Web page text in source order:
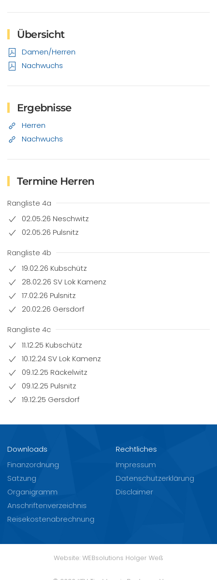
Übersicht
Damen/Herren
Nachwuchs
Ergebnisse
Herren
Nachwuchs
Termine Herren
Rangliste 4a
02.05.26 Neschwitz
02.05.26 Pulsnitz
Rangliste 4b
19.02.26 Kubschütz
28.02.26 SV Lok Kamenz
17.02.26 Pulsnitz
20.02.26 Gersdorf
Rangliste 4c
11.12.25 Kubschütz
10.12.24 SV Lok Kamenz
09.12.25 Räckelwitz
09.12.25 Pulsnitz
19.12.25 Gersdorf
Downloads
Finanzordnung
Satzung
Organigramm
Anschriftenverzeichnis
Reisekostenabrechnung
Rechtliches
Impressum
Datenschutzerklärung
Disclaimer
Website: WEBsolutions Holger Weß